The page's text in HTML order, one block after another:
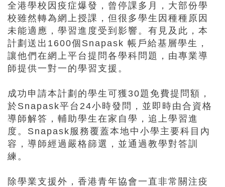
全港學校因疫症爆發，曾停課多月，大部份學
校雖然轉為網上授課，但很多學生因種種原因
未能適應，學習進度受到影響。有見及此，本
計劃送出1600個Snapask 帳戶給基層學生，
讓他們在網上平台提問各學科問題，由專業導
師提供一對一的學習支援。
成功申請本計劃的學生可獲30題免費提問額，
於Snapask平台24小時發問，並即時由合資格
導師解答，輔助學生在家自學，追上學習進
度。Snapask服務覆蓋本地中小學主要科目內
容，導師經過嚴格篩選，並通過教學對答訓
練。
除學業支援外，香港青年協會一直非常關注疫